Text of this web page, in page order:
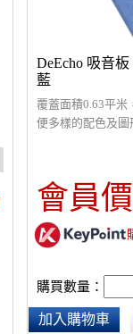
DeEcho 吸音
藍
覆蓋面積0.63平米
便多樣的配色及
性高，通過環保
焰原料製造，非
積的1/3以上)
會員
購買數量：
加入購物車